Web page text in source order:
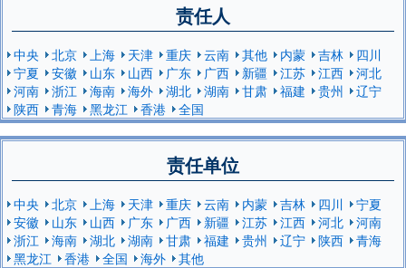
责任人
中央 北京 上海 天津 重庆 云南 其他 内蒙 吉林
四川
宁夏
安徽 山东 山西 广东 广西 新疆 江苏 江西
河北
河南
浙江 海南 海外 湖北 湖南 甘肃 福建 贵州
辽宁
陕西
青海 黑龙江 香港 全国
责任单位
中央 北京 上海 天津 重庆 云南 内蒙 吉林 四川
宁夏
安徽
山东 山西 广东 广西 新疆 江苏 江西 河北
河南
浙江
海南 湖北 湖南 甘肃 福建 贵州 辽宁 陕西
青海
黑龙江
香港 全国 海外 其他